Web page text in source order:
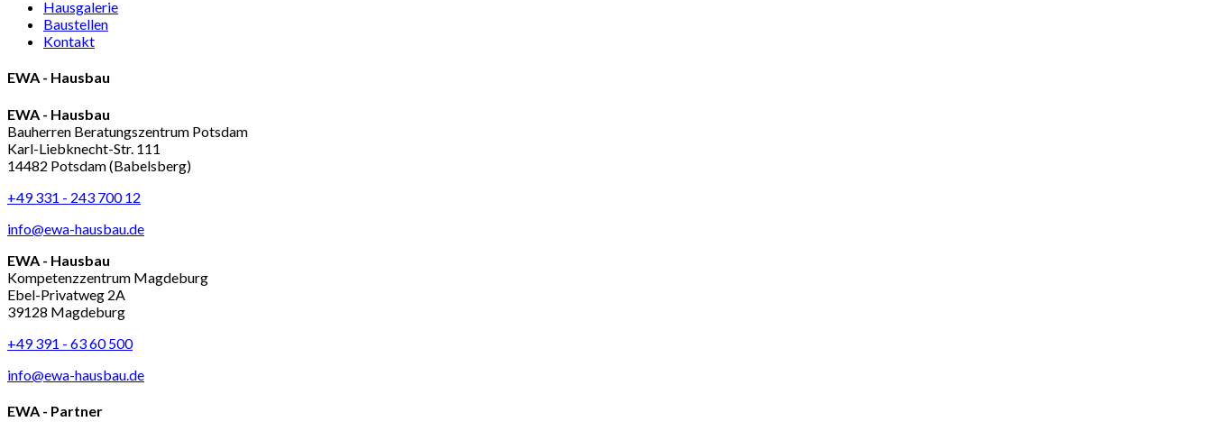
Hausgalerie
Baustellen
Kontakt
EWA - Hausbau
EWA - Hausbau
Bauherren Beratungszentrum Potsdam
Karl-Liebknecht-Str. 111
14482 Potsdam (Babelsberg)
+49 331 - 243 700 12
info@ewa-hausbau.de
EWA - Hausbau
Kompetenzzentrum Magdeburg
Ebel-Privatweg 2A
39128 Magdeburg
+49 391 - 63 60 500
info@ewa-hausbau.de
EWA - Partner